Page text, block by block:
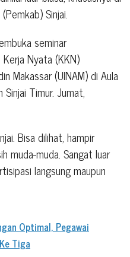
Sinjai.
seminar
Nyata (KKN)
Makassar (UINAM) di Aula
Timur. Jumat,
Bisa dilihat, hampir
muda-muda. Sangat luar
langsung maupun
Optimal, Pegawai
Tiga